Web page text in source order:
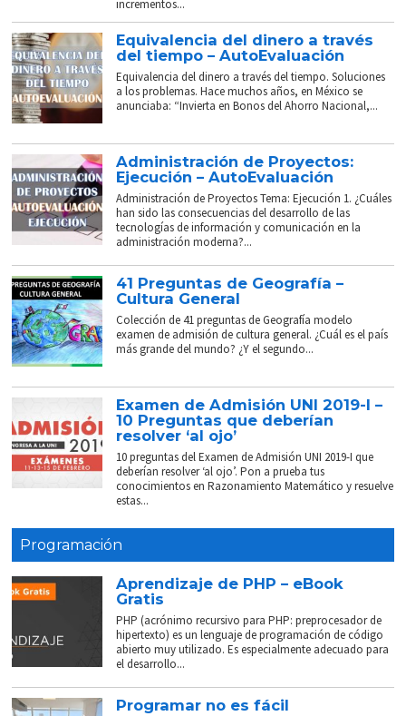
incrementos...
Equivalencia del dinero a través
del tiempo – AutoEvaluación
Equivalencia del dinero a través del tiempo. Soluciones
a los problemas. Hace muchos años, en México se
anunciaba: “Invierta en Bonos del Ahorro Nacional,...
Administración de Proyectos:
Ejecución – AutoEvaluación
Administración de Proyectos Tema: Ejecución 1. ¿Cuáles
han sido las consecuencias del desarrollo de las
tecnologías de información y comunicación en la
administración moderna?...
41 Preguntas de Geografía –
Cultura General
Colección de 41 preguntas de Geografía modelo
examen de admisión de cultura general. ¿Cuál es el país
más grande del mundo? ¿Y el segundo...
Examen de Admisión UNI 2019-I –
10 Preguntas que deberían
resolver ‘al ojo’
10 preguntas del Examen de Admisión UNI 2019-I que
deberían resolver ‘al ojo’. Pon a prueba tus
conocimientos en Razonamiento Matemático y resuelve
estas...
Programación
Aprendizaje de PHP – eBook
Gratis
PHP (acrónimo recursivo para PHP: preprocesador de
hipertexto) es un lenguaje de programación de código
abierto muy utilizado. Es especialmente adecuado para
el desarrollo...
Programar no es fácil